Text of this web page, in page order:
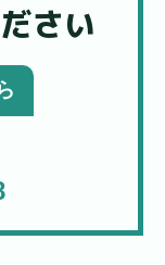
さい